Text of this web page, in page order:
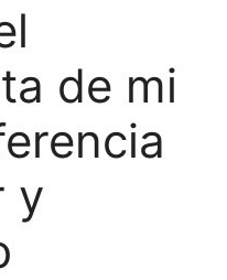
de mi
y